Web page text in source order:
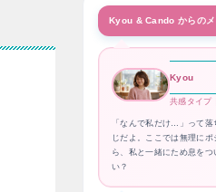
Kyou & Cando からのメ
Kyou
共感タイプ
「なんで私だけ…」って
じだよ。ここでは無理に
ら、私と一緒にため息を
い？